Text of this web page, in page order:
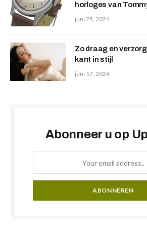
horloges van
juni 25, 2024
Zo draag en
kant in stijl
juni 17, 2024
Abonneer u op